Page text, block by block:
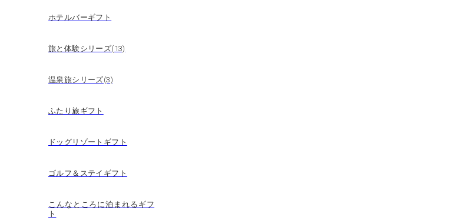
ホテルバーギフト
旅と体験シリーズ(13)
温泉旅シリーズ(3)
ふたり旅ギフト
ドッグリゾートギフト
ゴルフ＆ステイギフト
こんなところに泊まれるギフ
ト